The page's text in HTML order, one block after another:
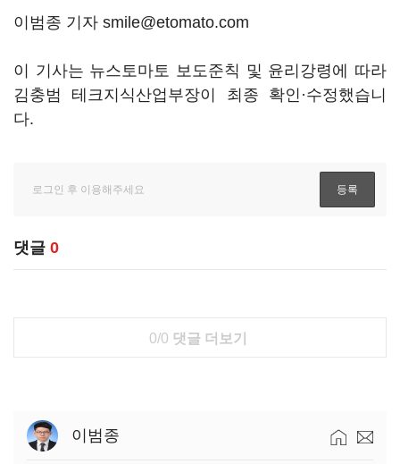
이범종 기자 smile@etomato.com
이 기사는 뉴스토마토 보도준칙 및 윤리강령에 따라
김충범 테크지식산업부장이 최종 확인·수정했습니
다.
댓글 0
0/0 댓글 더보기
이범종